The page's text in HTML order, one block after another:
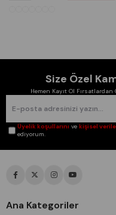
Size Özel
Hemen Kayıt Ol Fırsatlardan
Üyelik koşullarını vekişisel
ediyorum.
Ana Kategoriler